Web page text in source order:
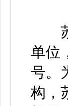
苏
单位
号。
构，